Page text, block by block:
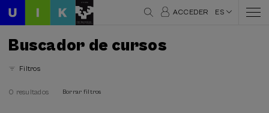
ACCEDER ES
Buscador de cursos
Filtros
0 resultados Borrar filtros